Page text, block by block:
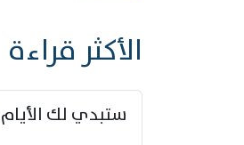
الأكثر قراءة